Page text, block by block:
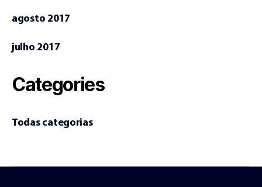
agosto 2017
julho 2017
Categories
Todas categorias